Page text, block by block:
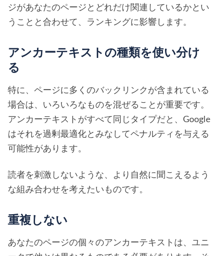
ジがあなたのページとどれだけ関連しているかとい
うことと合わせて、ランキングに影響します。
アンカーテキストの種類を使い分け
る
特に、ページに多くのバックリンクが含まれている
場合は、いろいろなものを混ぜることが重要です。
アンカーテキストがすべて同じタイプだと、Google
はそれを過剰最適化とみなしてペナルティを与える
可能性があります。
読者を刺激しないような、より自然に聞こえるよう
な組み合わせを考えたいものです。
重複しない
あなたのページの個々のアンカーテキストは、ユニ